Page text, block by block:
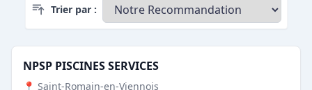
Trier par :
NPSP PISCINES SERVICES
📍 Saint-Romain-en-Viennois